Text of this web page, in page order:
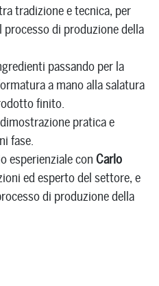
tradizione e tecnica, per
processo di produzione della
passando per la
a mano alla salatura
finito.
pratica e
fase.
esperienziale con Carlo
ed esperto del settore, e
di produzione della